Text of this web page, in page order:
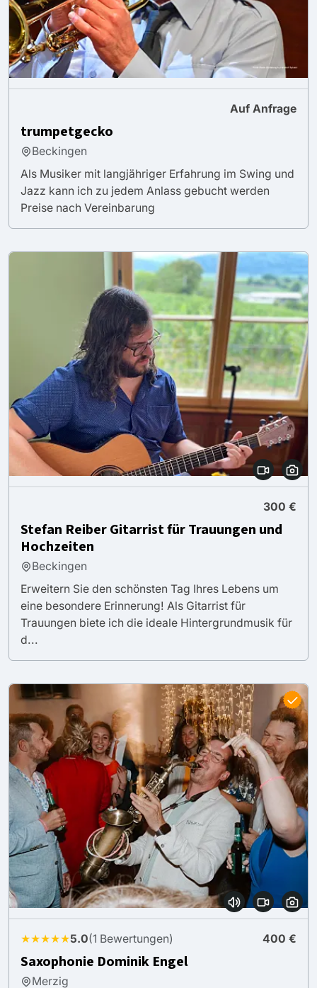
Auf Anfrage
trumpetgecko
Beckingen
Als Musiker mit langjähriger Erfahrung im Swing und
Jazz kann ich zu jedem Anlass gebucht werden
Preise nach Vereinbarung
300 €
Stefan Reiber Gitarrist für Trauungen und
Hochzeiten
Beckingen
Erweitern Sie den schönsten Tag Ihres Lebens um
eine besondere Erinnerung! Als Gitarrist für
Trauungen biete ich die ideale Hintergrundmusik für
d...
★★★★★5.0(1 Bewertungen) 400 €
Saxophonie Dominik Engel
Merzig